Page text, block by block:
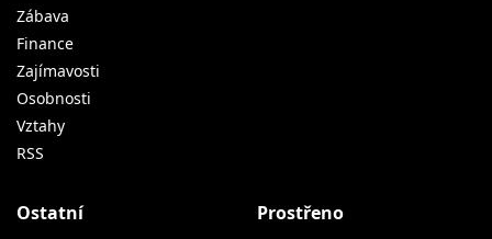
Zábava
Finance
Zajímavosti
Osobnosti
Vztahy
RSS
Ostatní Prostřeno